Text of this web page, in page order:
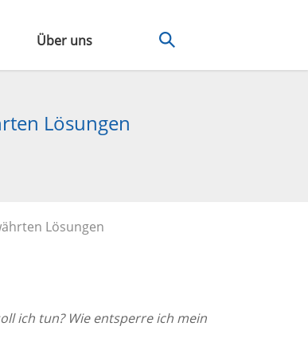
Über uns
Lösungen
Lösungen
ich tun? Wie entsperre ich mein